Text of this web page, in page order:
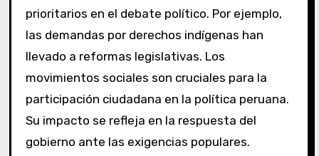
prioritarios en el debate político. Por ejemplo,
las demandas por derechos indígenas han
llevado a reformas legislativas. Los
movimientos sociales son cruciales para la
participación ciudadana en la política peruana.
Su impacto se refleja en la respuesta del
gobierno ante las exigencias populares.